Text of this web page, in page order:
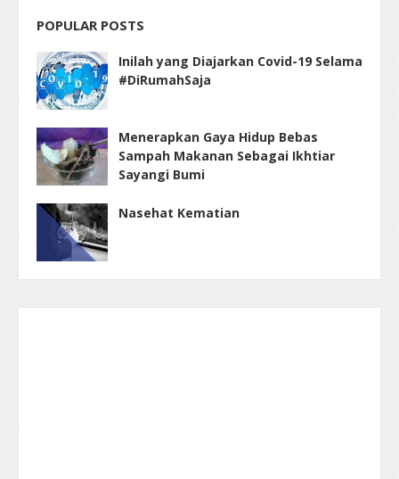
POPULAR POSTS
Inilah yang Diajarkan Covid-19 Selama
#DiRumahSaja
Menerapkan Gaya Hidup Bebas
Sampah Makanan Sebagai Ikhtiar
Sayangi Bumi
Nasehat Kematian